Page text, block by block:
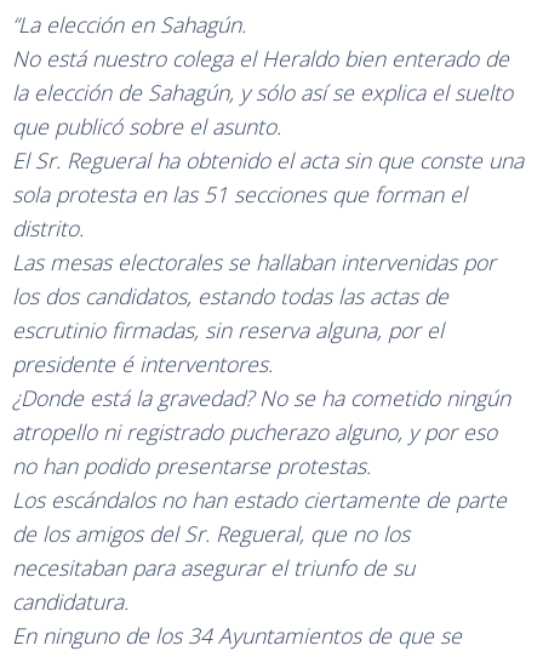
“La elección en Sahagún.
No está nuestro colega el Heraldo bien enterado de
la elección de Sahagún, y sólo así se explica el suelto
que publicó sobre el asunto.
El Sr. Regueral ha obtenido el acta sin que conste una
sola protesta en las 51 secciones que forman el
distrito.
Las mesas electorales se hallaban intervenidas por
los dos candidatos, estando todas las actas de
escrutinio firmadas, sin reserva alguna, por el
presidente é interventores.
¿Donde está la gravedad? No se ha cometido ningún
atropello ni registrado pucherazo alguno, y por eso
no han podido presentarse protestas.
Los escándalos no han estado ciertamente de parte
de los amigos del Sr. Regueral, que no los
necesitaban para asegurar el triunfo de su
candidatura.
En ninguno de los 34 Ayuntamientos de que se